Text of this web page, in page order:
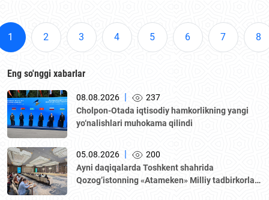
tinchlik va ishonch yiliga to‘g‘ri keldi.
1
2 3 4 5 6 7 8
Eng so'nggi xabarlar
08.08.2026 |
237
Cholpon-Otada iqtisodiy hamkorlikning yangi
yo‘nalishlari muhokama qilindi
05.08.2026 |
200
Аyni daqiqalarda Toshkent shahrida
Qozogʼistonning «Аtameken» Milliy tadbirkorlar